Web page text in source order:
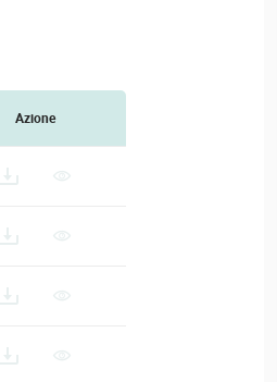
Azione